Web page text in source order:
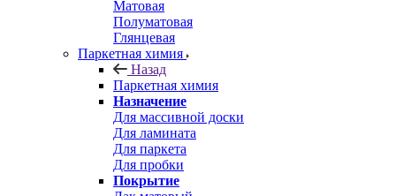
Матовая
Полуматовая
Глянцевая
Паркетная химия
Назад
Паркетная химия
Назначение
Для массивной доски
Для ламината
Для паркета
Для пробки
Покрытие